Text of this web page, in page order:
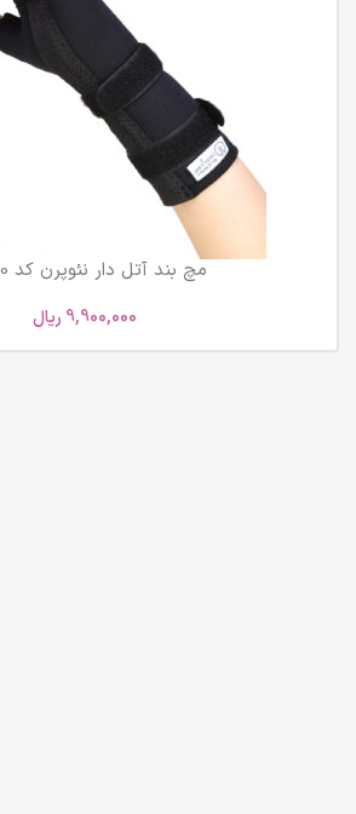
مچ بند آتل دار نئوپرن کد 31190
9,900,000 ریال